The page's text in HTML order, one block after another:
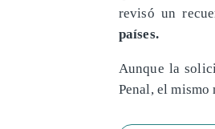
revisó un
países.
Aunque la
Penal, el